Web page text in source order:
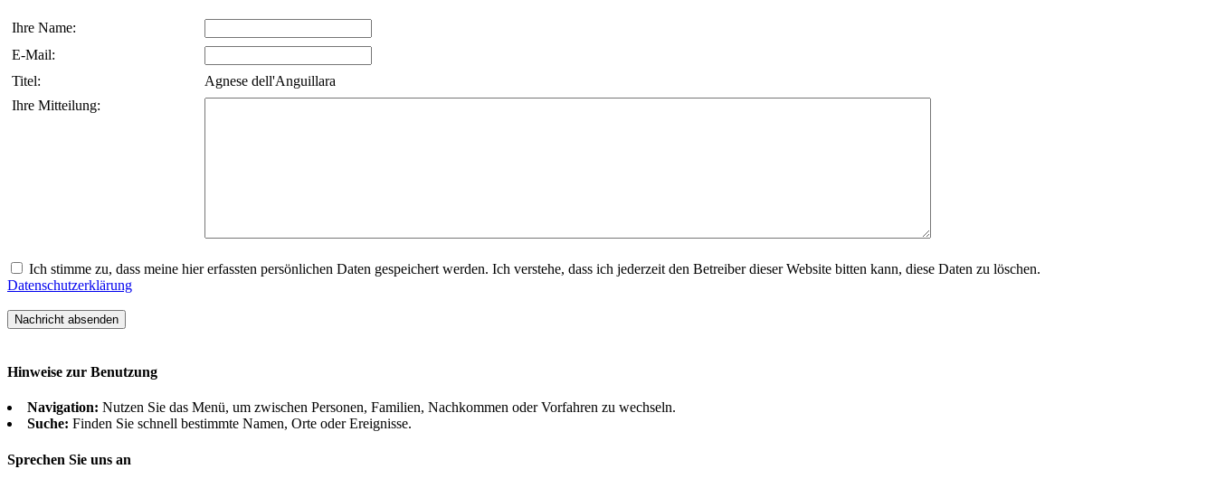
Ihre Name:
E-Mail:
Titel:
Agnese dell'Anguillara
Ihre Mitteilung:
Ich stimme zu, dass meine hier erfassten persönlichen Daten gespeichert werden. Ich verstehe, dass ich jederzeit den Betreiber dieser Website bitten kann, diese Daten zu löschen.
Datenschutzerklärung
Hinweise zur Benutzung
Navigation: Nutzen Sie das Menü, um zwischen Personen, Familien, Nachkommen oder Vorfahren zu wechseln.
Suche: Finden Sie schnell bestimmte Namen, Orte oder Ereignisse.
Sprechen Sie uns an